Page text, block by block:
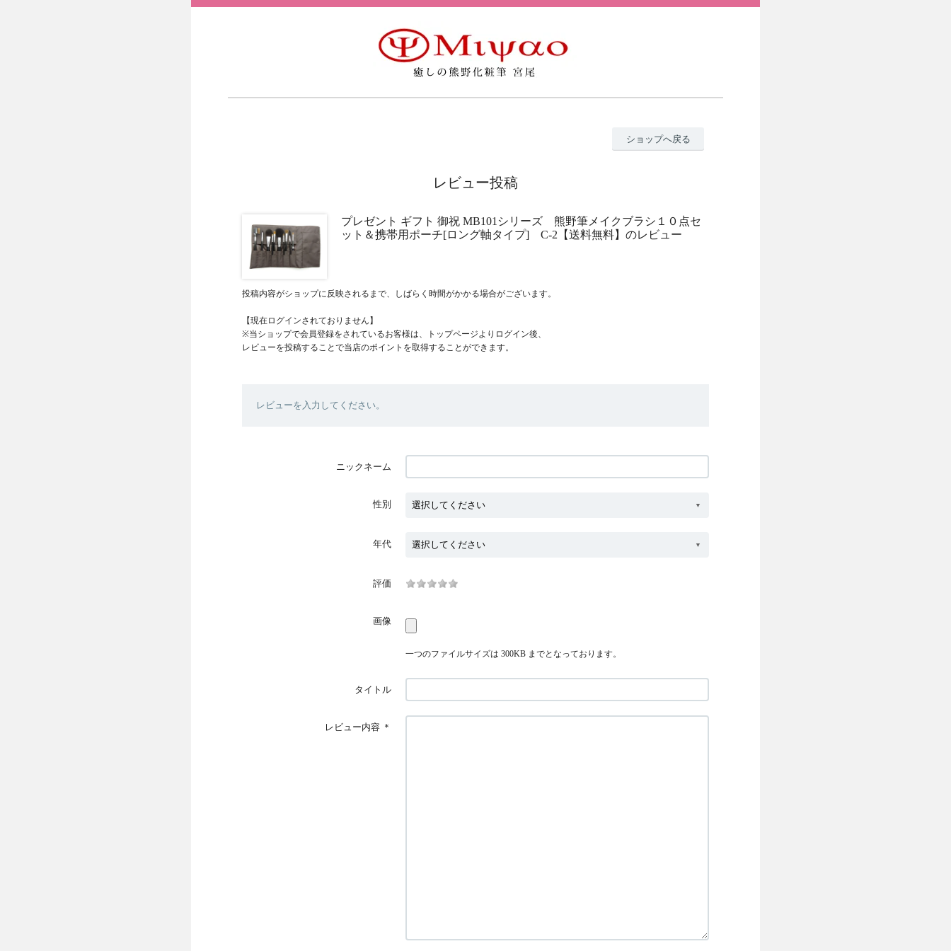
ショップへ戻る
レビュー投稿
プレゼント ギフト 御祝 MB101シリーズ 熊野筆メイクブラシ１０点セ
ット＆携帯用ポーチ[ロング軸タイプ] C-2【送料無料】のレビュー
投稿内容がショップに反映されるまで、しばらく時間がかかる場合がございます。
【現在ログインされておりません】
※当ショップで会員登録をされているお客様は、トップページよりログイン後、
レビューを投稿することで当店のポイントを取得することができます。
レビューを入力してください。
ニックネーム
性別
年代
評価
画像
一つのファイルサイズは 300KB までとなっております。
タイトル
レビュー内容 ＊